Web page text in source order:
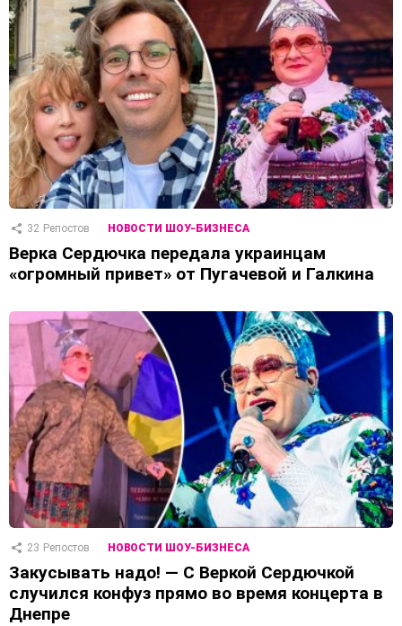
32 Репостов НОВОСТИ ШОУ-БИЗНЕСА
Верка Сердючка передала украинцам
«огромный привет» от Пугачевой и Галкина
23 Репостов НОВОСТИ ШОУ-БИЗНЕСА
Закусывать надо! — С Веркой Сердючкой
случился конфуз прямо во время концерта в
Днепре